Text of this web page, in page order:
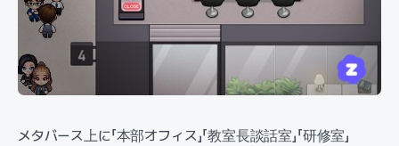
メタバース上に「本部オフィス」「教室長談話室」「研修室」